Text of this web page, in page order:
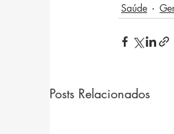
Saúde
Posts Relacionados